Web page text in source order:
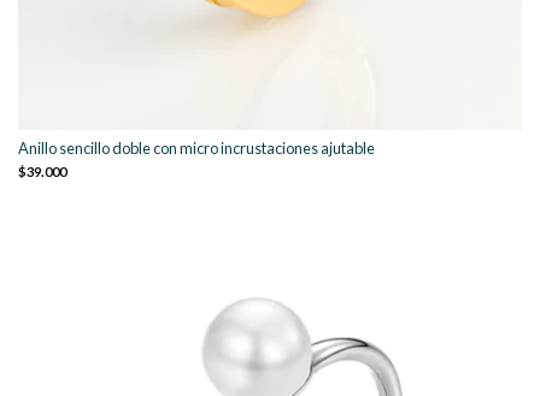
Anillo sencillo doble con micro incrustaciones ajutable
$39.000